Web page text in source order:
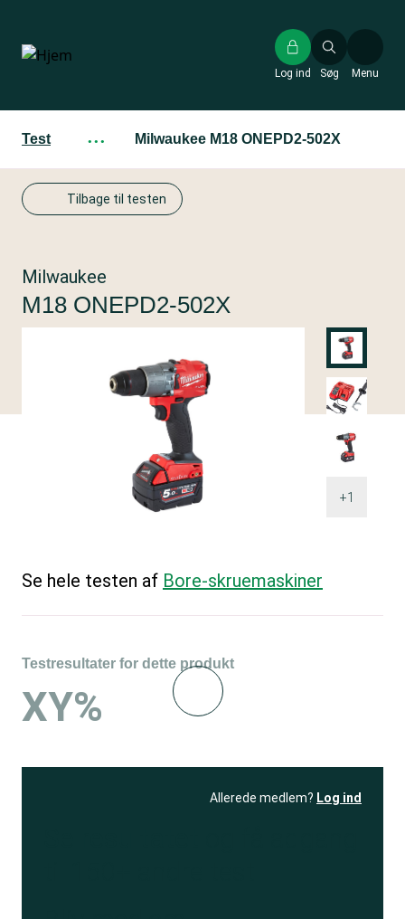
hovedindhold
Søg
Log ind Menu
Test ··· Milwaukee M18 ONEPD2-502X
Tilbage til testen
+1
Milwaukee
M18 ONEPD2-502X
Se hele testen af Bore-skruemaskiner
Testresultater for dette produkt
XY%
Allerede medlem? Log ind